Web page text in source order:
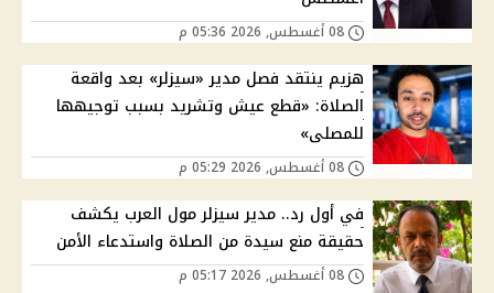
هزيم ينتقد فصل مدير «سيزلر» بعد واقعة
الصلاة: «قطع عيش وتشريد بسبب توجيهها
للمصلى»
في أول رد.. مدير سيزلر مول العرب يكشف
حقيقة منع سيدة من الصلاة واستدعاء الأمن